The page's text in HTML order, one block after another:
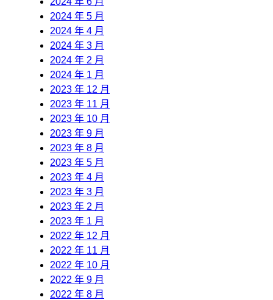
2024 年 5 月
2024 年 4 月
2024 年 3 月
2024 年 2 月
2024 年 1 月
2023 年 12 月
2023 年 11 月
2023 年 10 月
2023 年 9 月
2023 年 8 月
2023 年 5 月
2023 年 4 月
2023 年 3 月
2023 年 2 月
2023 年 1 月
2022 年 12 月
2022 年 11 月
2022 年 10 月
2022 年 9 月
2022 年 8 月